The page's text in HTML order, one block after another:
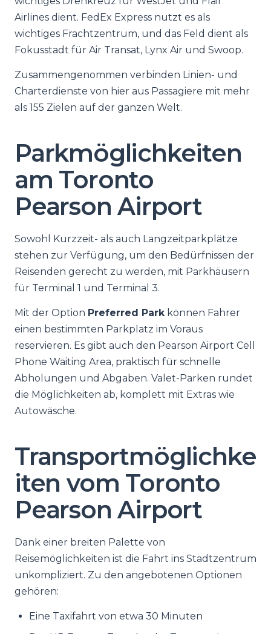
Airlines dient. FedEx Express nutzt es als
wichtiges Frachtzentrum, und das Feld dient als
Fokusstadt für Air Transat, Lynx Air und Swoop.
Zusammengenommen verbinden Linien- und
Charterdienste von hier aus Passagiere mit mehr
als 155 Zielen auf der ganzen Welt.
Parkmöglichkeiten
am Toronto
Pearson Airport
Sowohl Kurzzeit- als auch Langzeitparkplätze
stehen zur Verfügung, um den Bedürfnissen der
Reisenden gerecht zu werden, mit Parkhäusern
für Terminal 1 und Terminal 3.
Mit der Option Preferred Parkkönnen Fahrer
einen bestimmten Parkplatz im Voraus
reservieren. Es gibt auch den Pearson Airport Cell
Phone Waiting Area, praktisch für schnelle
Abholungen und Abgaben. Valet-Parken rundet
die Möglichkeiten ab, komplett mit Extras wie
Autowäsche.
Transportmöglichke
iten vom Toronto
Pearson Airport
Dank einer breiten Palette von
Reisemöglichkeiten ist die Fahrt ins Stadtzentrum
unkompliziert. Zu den angebotenen Optionen
gehören:
Eine Taxifahrt von etwa 30 Minuten